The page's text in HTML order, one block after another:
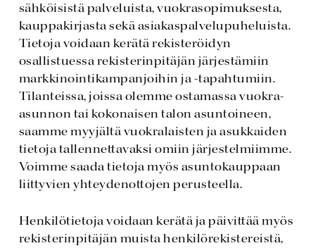
sähköisistä palveluista, vuokrasopimuksesta,
kauppakirjasta sekä asiakaspalvelupuheluista.
Tietoja voidaan kerätä rekisteröidyn
osallistuessa rekisterinpitäjän järjestämiin
markkinointikampanjoihin ja -tapahtumiin.
Tilanteissa, joissa olemme ostamassa vuokra-
asunnon tai kokonaisen talon asuntoineen,
saamme myyjältä vuokralaisten ja asukkaiden
tietoja tallennettavaksi omiin järjestelmiimme.
Voimme saada tietoja myös asuntokauppaan
liittyvien yhteydenottojen perusteella.
Henkilötietoja voidaan kerätä ja päivittää myös
rekisterinpitäjän muista henkilörekistereistä,